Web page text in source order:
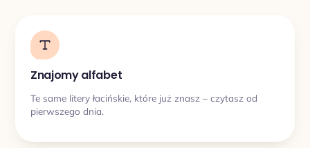
Znajomy alfabet
Te same litery łacińskie, które już znasz – czytasz od
pierwszego dnia.